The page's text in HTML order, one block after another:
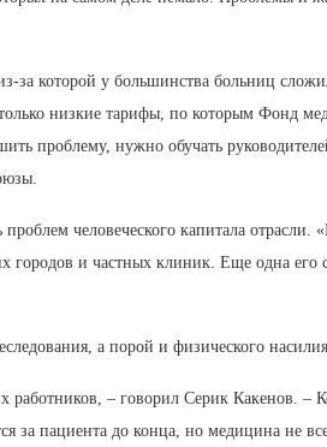
которой у большинства больниц
низкие тарифы, по которым Фонд
проблему, нужно обучать
человеческого капитала отрасли.
городов и частных клиник. Еще одна
а порой и физического
– говорил Серик Какенов. –
за пациента до конца, но медицина не